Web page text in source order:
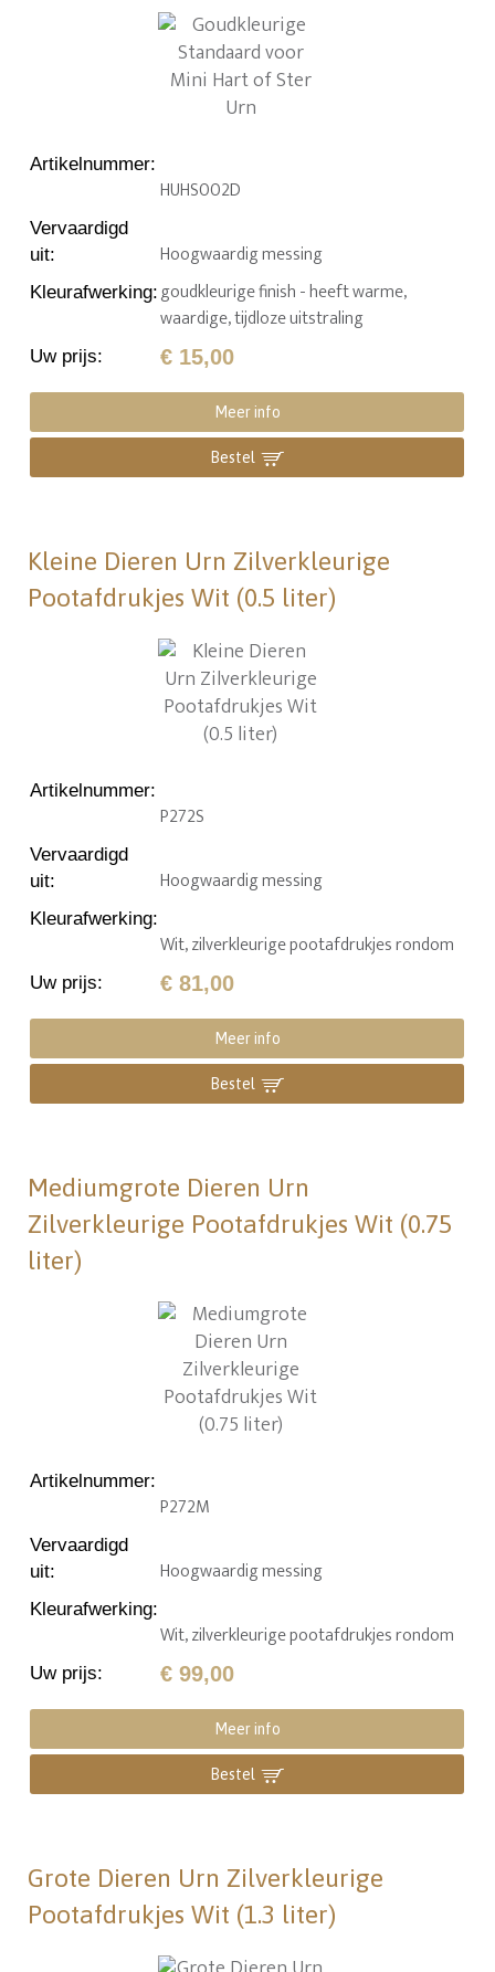
Artikelnummer:
HUHS002D
Vervaardigd
uit: Hoogwaardig messing
Kleurafwerking: goudkleurige finish - heeft warme,
waardige, tijdloze uitstraling
Uw prijs: € 15,00
Meer info
Bestel
Kleine Dieren Urn Zilverkleurige
Pootafdrukjes Wit (0.5 liter)
Artikelnummer:
P272S
Vervaardigd
uit: Hoogwaardig messing
Kleurafwerking:
Wit, zilverkleurige pootafdrukjes rondom
Uw prijs: € 81,00
Meer info
Bestel
Mediumgrote Dieren Urn
Zilverkleurige Pootafdrukjes Wit (0.75
liter)
Artikelnummer:
P272M
Vervaardigd
uit: Hoogwaardig messing
Kleurafwerking:
Wit, zilverkleurige pootafdrukjes rondom
Uw prijs: € 99,00
Meer info
Bestel
Grote Dieren Urn Zilverkleurige
Pootafdrukjes Wit (1.3 liter)